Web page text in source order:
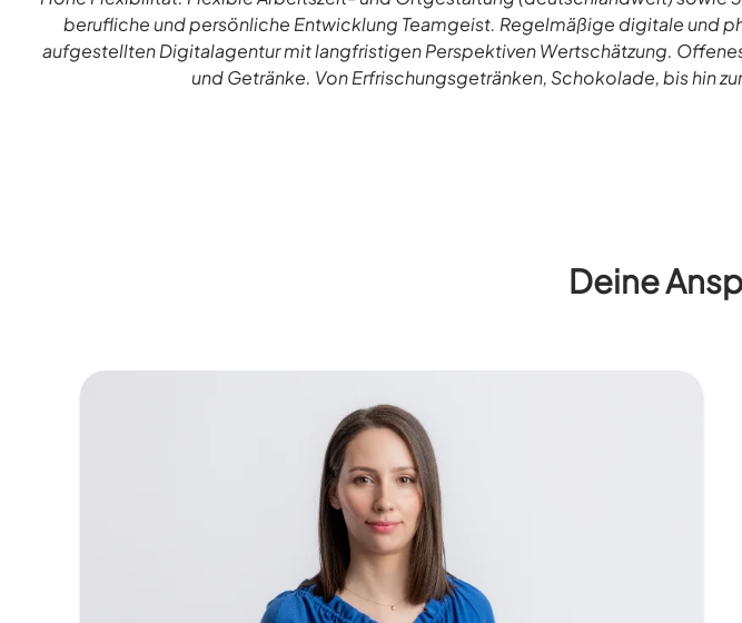
berufliche und persönliche Entwicklung Teamgeist. Regelmäßige digitale und
aufgestellten Digitalagentur mit langfristigen Perspektiven Wertschätzung.
und Getränke. Von Erfrischungsgetränken, Schokolade, bis hin
Deine